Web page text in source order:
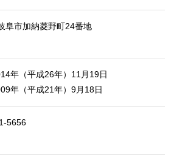
阜市加納菱野町24番地
年（平成26年）11月19日
年（平成21年）9月18日
5656